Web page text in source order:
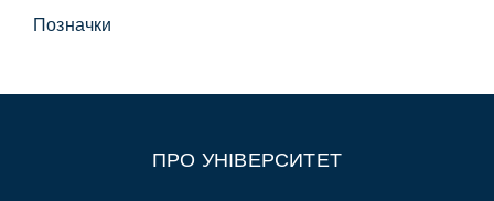
Позначки
ПРО УНІВЕРСИТЕТ